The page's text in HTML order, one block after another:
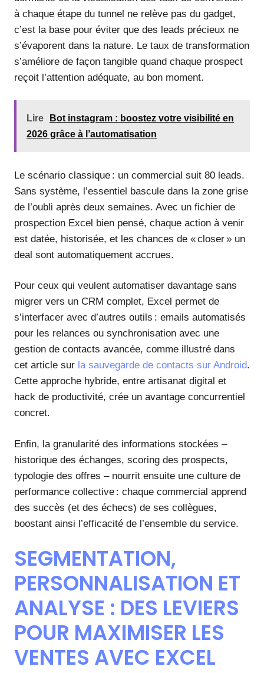
à chaque étape du tunnel ne relève pas du gadget,
c’est la base pour éviter que des leads précieux ne
s’évaporent dans la nature. Le taux de transformation
s’améliore de façon tangible quand chaque prospect
reçoit l’attention adéquate, au bon moment.
Lire
Bot instagram : boostez votre visibilité en
2026 grâce à l’automatisation
Le scénario classique : un commercial suit 80 leads.
Sans système, l’essentiel bascule dans la zone grise
de l’oubli après deux semaines. Avec un fichier de
prospection Excel bien pensé, chaque action à venir
est datée, historisée, et les chances de « closer » un
deal sont automatiquement accrues.
Pour ceux qui veulent automatiser davantage sans
migrer vers un CRM complet, Excel permet de
s’interfacer avec d’autres outils : emails automatisés
pour les relances ou synchronisation avec une
gestion de contacts avancée, comme illustré dans
cet article sur la sauvegarde de contacts sur Android.
Cette approche hybride, entre artisanat digital et
hack de productivité, crée un avantage concurrentiel
concret.
Enfin, la granularité des informations stockées –
historique des échanges, scoring des prospects,
typologie des offres – nourrit ensuite une culture de
performance collective : chaque commercial apprend
des succès (et des échecs) de ses collègues,
boostant ainsi l’efficacité de l’ensemble du service.
SEGMENTATION,
PERSONNALISATION ET
ANALYSE : DES LEVIERS
POUR MAXIMISER LES
VENTES AVEC EXCEL